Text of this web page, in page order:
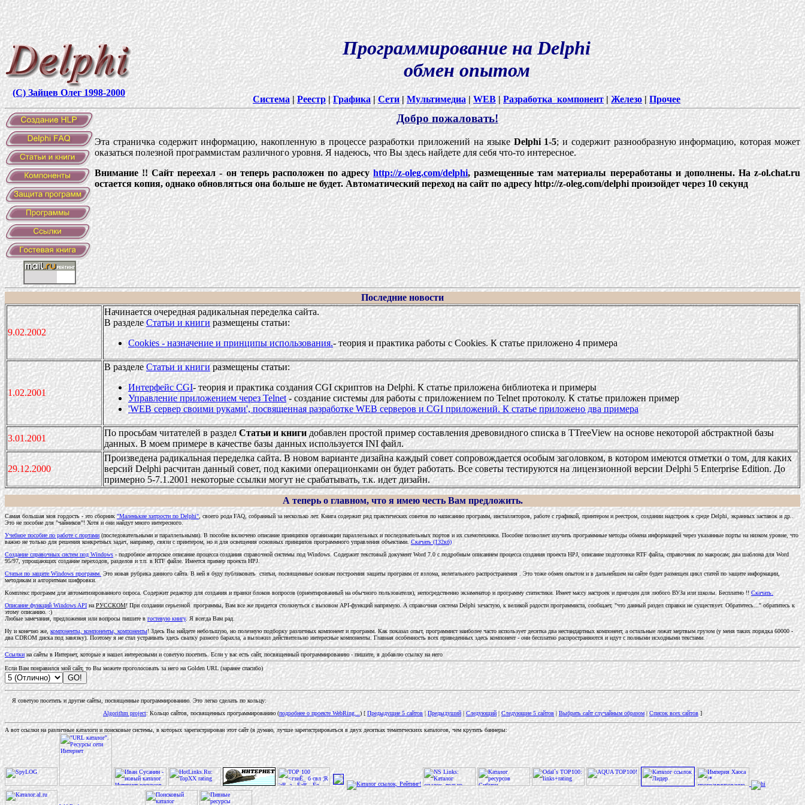
(C) Зайцев Олег 1998-2000
Программирование на Delphi
обмен опытом
Система | Реестр|Графика | Сети|Мультимедиа |WEB | Разработка_компонент| Железо| Прочее
Добро пожаловать!
Эта страничка содержит информацию, накопленную в процессе разработки приложений на языкеDelphi 1-5; и содержит разнообразную информацию, которая может
оказаться полезной программистам различного уровня. Я надеюсь, что Вы здесь найдете для себя что-то интересное.
Внимание !! Сайт переехал - он теперь расположен по адресуhttp://z-oleg.com/delphi, размещенные там материалы переработаны и дополнены. На z-ol.chat.ru
остается копия, однако обновляться она больше не будет. Автоматический переход на сайт по адресу http://z-oleg.com/delphi произойдет через 10 секунд
Последние новости
9.02.2002
Начинается очередная радикальная переделка сайта.
В разделе Статьи и книги размещены статьи:
Cookies - назначение и принципы использования.- теория и практика работы с Cookies. К статье приложено 4 примера
1.02.2001
В разделе Статьи и книгиразмещены статьи:
Интерфейс CGI- теория и практика создания CGI скриптов на Delphi. К статье приложена библиотека и примеры
Управление приложением через Telnet- создание системы для работы с приложением по Telnet протоколу. К статье приложен пример
'WEB сервер своими руками', посвященная разработке WEB серверов и CGI приложений. К статье приложено два примера
3.01.2001
По просьбам читателей в разделСтатьи и книги добавлен простой пример составления древовидного списка в TTreeView на основе некоторой абстрактной базы
данных. В моем примере в качестве базы данных используется INI файл.
29.12.2000
Произведена радикальная переделка сайта. В новом варианте дизайна каждый совет сопровождается особым заголовком, в котором имеются отметки о том, для каких
версий Delphi расчитан данный совет, под какими операционками он будет работать. Все советы тестируются на лицензионной версии Delphi 5 Enterprise Edition. До
примерно 5-7.1.2001 некоторые ссылки могут не срабатывать, т.к. идет дизайн.
А теперь о главном, что я имею честь Вам предложить.
Самая большая моя гордость - это сборник "Маленькие хитрости по Delphi" , своего рода FAQ, собранный за несколько лет. Книга содержит ряд практических советов по написанию программ, инсталляторов, работе с графикой, принтером и реестром, создании надстроек к среде Delphi, экранных заставок и др..
Это не пособие для "чайников"! Хотя и они найдут много интересного.
Учебное пособие по работе с портами(последовательными и параллельными). В пособие включено описание принципов организации параллельных и последовательных портов и их схемотехники. Пособие позволяет изучить программные методы обмена информацией через указанные порты на низком уровне, что
важно не только для решения конкретных задач, например, связи с принтером, но и для освещения основных принципов программного управления объектами.Скачать (132кб)
Создание справочных систем под Windows - подробное авторское описание процесса создания справочной системы под Windows. Содержит текстовый документ Word 7.0 с подробным описанием процесса создания проекта HPJ, описание подготовки RTF файла, справочник по макросам; два шаблона для Word
95/97, упрощающих создание переходов, разделов и т.п. в RTF файле. Имеется пример проекта HPJ.
Статьи по защите Windows программ. Это новая рубрика данного сайта. В ней я буду публиковать статьи, посвященные основам построения защиты программ от взлома, нелегального распространения . Это тоже обмен опытом и в дальнейшем на сайте будет размещен цикл статей по защите информации,
методикам и алгоритмам шифровки.
Комплекс программ для автоматизированного опроса. Содержит редактор для создания и правки блоков вопросов (ориентированный на обычного пользователя), непосредственно экзаменатор и программу статистики. Имеет массу настроек и пригоден для любого ВУЗа или школы. Бесплатно !! Скачать.
Описание функций Windows API на РУССКОМ! При создании серьезной программы, Вам все же придется столкнуться с вызовом API-функций напрямую. А справочная система Delphi зачастую, к великой радости программиста, сообщает, "что данный раздел справки не существует. Обратитесь..." обратитесь к
этому описанию. :)
Любые замечания, предложения или вопросы пишите в гостевую книгу. Я всегда Вам рад.
Ну и конечно же, компоненты, компоненты, компоненты! Здесь Вы найдете небольшую, но полезную подборку различных компонент и программ. Как показал опыт, программист наиболее часто использует десятка два нестандартных компонент, а остальные лежат мертвым грузом (у меня таких порядка 60000 -
два CDROM диска под завязку). Поэтому я не стал устраивать здесь свалку разного барахла, а выложил действительно интересные компоненты. Главная особенность всех приведенных здесь компонент - они бесплатно распространяются и идут с полными исходными текстами.
Ссылки на сайты в Интернет, которые я нашел интересными и советую посетить. Если у вас есть сайт, посвященный программированию - пишите, я добавлю ссылку на него
Если Вам понравился мой сайт, то Вы можете проголосовать за него на Golden URL (заранее спасибо)
Я советую посетить и другие сайты, посвященные программированию. Это легко сделать по кольцу:
Algorithm project: Кольцо сайтов, посвященных программированию (подробнее о проекте WebRing... ) [ Предыдущие 5 сайтов |Предыдуший | Следующий| Следующие 5 сайтов |Выбрать сайт случайным образом |Список всех сайтов ]
А вот ссылки на различные каталоги и поисковые системы, в которых зарегистрирован этот сайт (я думаю, лучше зарегистрироваться в двух десятках тематическизх каталогов, чем крутить баннеры: